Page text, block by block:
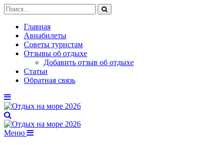
Главная
Авиабилеты
Советы туристам
Отзывы об отдыхе
Добавить отзыв об отдыхе
Статьи
Обратная связь
Меню